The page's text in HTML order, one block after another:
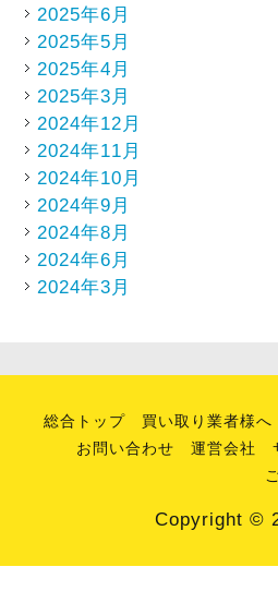
2025年6月
2025年5月
2025年4月
2025年3月
2024年12月
2024年11月
2024年10月
2024年9月
2024年8月
2024年6月
2024年3月
総合トップ 買い取り業者様へ
お問い合わせ
運営会社
Copyright ©